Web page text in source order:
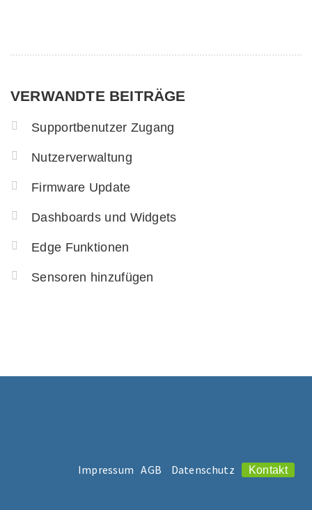
VERWANDTE BEITRÄGE
Supportbenutzer Zugang
Nutzerverwaltung
Firmware Update
Dashboards und Widgets
Edge Funktionen
Sensoren hinzufügen
Impressum AGB Datenschutz Kontakt